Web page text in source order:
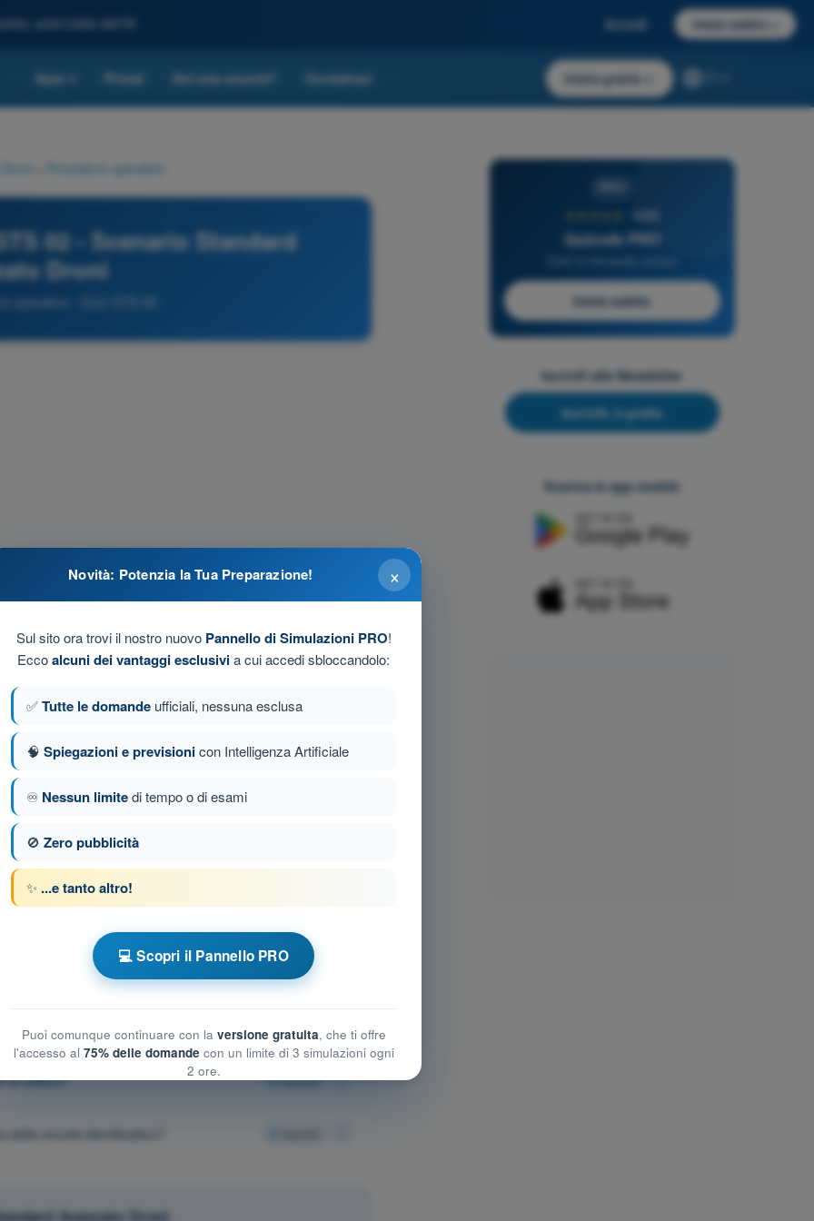
potenziata dall'IA Accedi Inizia subito
Quiz Prezzi Sei una scuola? Contattaci Inizia gratis
Procedure operative
02 - Scenario Standard
Droni
operative - Quiz STS-02
vicino a ostacoli? 4risposte
dell'evento anomalo? 4risposte
della quota massima?
del team?
del rientro?
del piano di volo? 4 risposte
medica o malessere? 4 risposte
di GNSS? 4risposte
remote identification?
Avanzato Droni
4,6/5
Quizvds PRO
Inizia subito
Iscriviti alla Newsletter
Iscriviti, è gratis
Scarica le app mobile
×
Novità: Potenzia la Tua Preparazione!
Sul sito ora trovi il nostro nuovo Pannello di Simulazioni PRO!
Eccoalcuni dei vantaggi esclusivia cui accedi sbloccandolo:
✅Tutte le domande ufficiali, nessuna esclusa
🧠 Spiegazioni e previsionicon Intelligenza Artificiale
♾️ Nessun limitedi tempo o di esami
🚫 Zero pubblicità
✨ ...e tanto altro!
💻 Scopri il Pannello PRO
Puoi comunque continuare con la versione gratuita, che ti offre
l'accesso al 75% delle domande con un limite di 3 simulazioni ogni
2 ore.